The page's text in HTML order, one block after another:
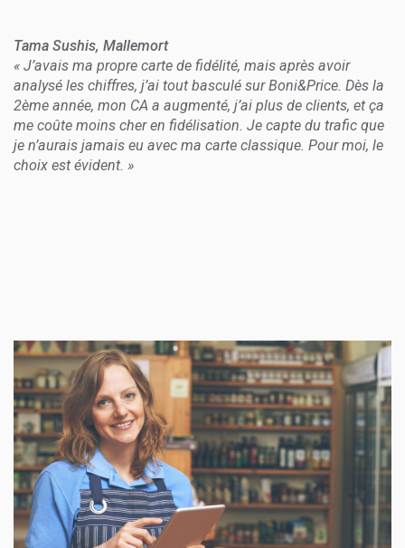
Tama Sushis, Mallemort
« J’avais ma propre carte de fidélité, mais après avoir
analysé les chiffres, j’ai tout basculé sur Boni&Price. Dès la
2ème année, mon CA a augmenté, j’ai plus de clients, et ça
me coûte moins cher en fidélisation. Je capte du trafic que
je n’aurais jamais eu avec ma carte classique. Pour moi, le
choix est évident. »